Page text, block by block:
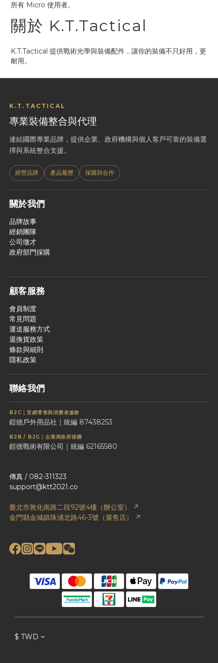
所有 Micro 使用者。
關於 K.T.Tactical
K.T.Tactical 提供戰術光學與裝備配件，讓你的裝備不只好用，更
耐用。
K.T.TACTICAL
專業裝備整合與代理
連結國際專業品牌，提供企業、政府機構與個人客戶可靠的裝備選
擇與系統整合支援。
經營品牌 產品履歷 採購與合作
關於我們
品牌故事
經銷團隊
公司徵才
政府部門採購
顧客服務
會員制度
常見問題
運送服務方式
退換貨政策
條款與細則
隱私政策
聯絡我們
B2C｜官網零售與消費者服務
鎧德戶外用品社｜統編 87438253
B2B / B2G｜企業與政府採購
鎧德戰術有限公司｜統編 62165580
傳真 / 082-311323
support@ktt2021.co
臺北市敦化南路二段92號4樓（辦公室） ↗
金門縣金城鎮珠浦北路46-3號（展售店） ↗
$ TWD